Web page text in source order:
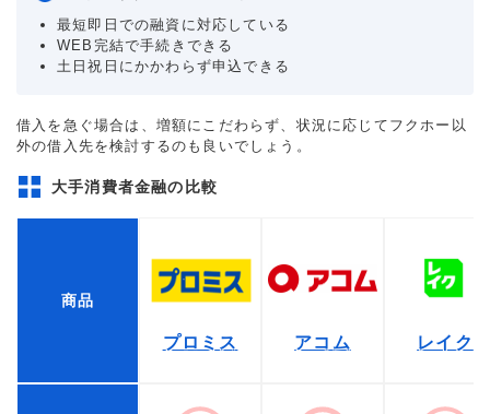
最短即日での融資に対応している
WEB完結で手続きできる
土日祝日にかかわらず申込できる
借入を急ぐ場合は、増額にこだわらず、状況に応じてフクホー以
外の借入先を検討するのも良いでしょう。
大手消費者金融の比較
商品
プロミス アコム レイク